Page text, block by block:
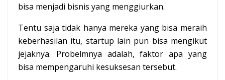
bisa menjadi bisnis yang menggiurkan.
Tentu saja tidak hanya mereka yang bisa meraih
keberhasilan itu, startup lain pun bisa mengikut
jejaknya. Probelmnya adalah, faktor apa yang
bisa mempengaruhi kesuksesan tersebut.